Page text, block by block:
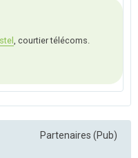
, courtier télécoms.
Partenaires (Pub)